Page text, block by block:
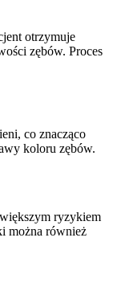
otrzymuje
zębów. Proces
co znacząco
koloru zębów.
ryzykiem
można również